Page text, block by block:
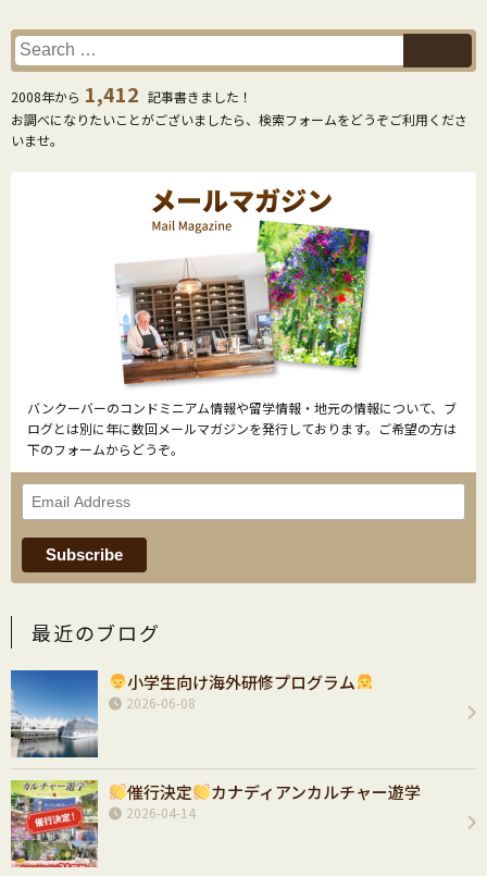
2008年から 1,412 記事書きました！
お調べになりたいことがございましたら、検索フォームをどうぞご利用くださ
いませ。
バンクーバーのコンドミニアム情報や留学情報・地元の情報について、ブ
ログとは別に年に数回メールマガジンを発行しております。ご希望の方は
下のフォームからどうぞ。
最近のブログ
小学生向け海外研修プログラム
2026-06-08
催行決定 カナディアンカルチャー遊学
2026-04-14